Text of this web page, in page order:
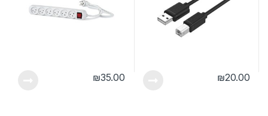
₪20.00
₪35.00